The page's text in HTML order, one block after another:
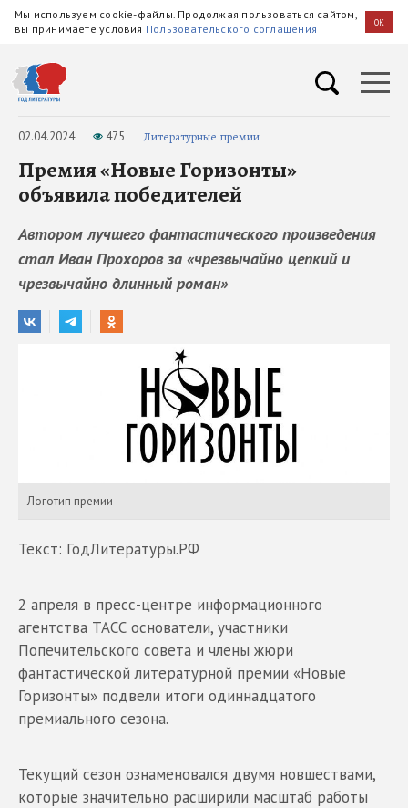
Мы используем cookie-файлы. Продолжая пользоваться сайтом,
вы принимаете условия Пользовательского соглашения OK
02.04.2024 475 Литературные премии
Премия «Новые Горизонты»
объявила победителей
Автором лучшего фантастического произведения
стал Иван Прохоров за «чрезвычайно цепкий и
чрезвычайно длинный роман»
Логотип премии
Текст: ГодЛитературы.РФ
2 апреля в пресс-центре информационного
агентства ТАСС основатели, участники
Попечительского совета и члены жюри
фантастической литературной премии «Новые
Горизонты» подвели итоги одиннадцатого
премиального сезона.
Текущий сезон ознаменовался двумя новшествами,
которые значительно расширили масштаб работы